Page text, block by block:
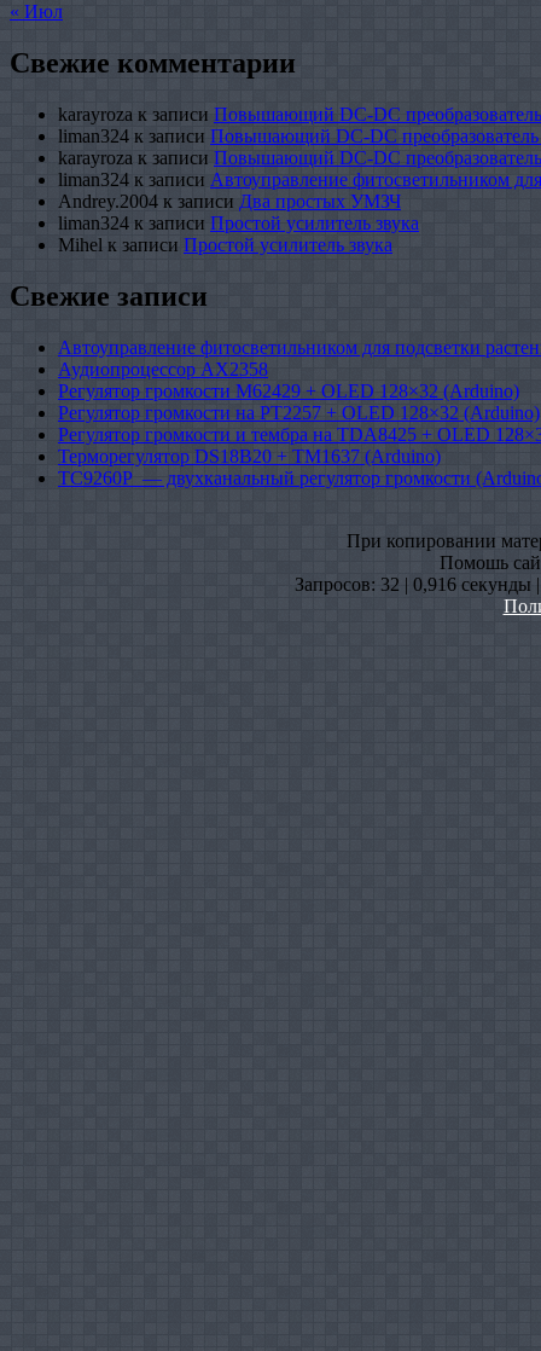
« Июл
Свежие комментарии
karayroza к записи Повышающий DC-DC
liman324 к записи Повышающий DC-DC
karayroza к записи Повышающий DC-DC
liman324 к записи Автоуправление фитосветильником
Andrey.2004 к записи Два простых УМЗЧ
liman324 к записи Простой усилитель звука
Mihel к записи Простой усилитель звука
Свежие записи
Автоуправление фитосветильником для подсветки
Аудиопроцессор AX2358
Регулятор громкости M62429 + OLED 128×32 (Arduino)
Регулятор громкости на PT2257 + OLED 128×32 (Arduino)
Регулятор громкости и тембра на TDA8425 + OLED
Терморегулятор DS18B20 + TM1637 (Arduino)
TC9260P — двухканальный регулятор громкости
При копировании
Помошь
Запросов: 32 | 0,916 секунды